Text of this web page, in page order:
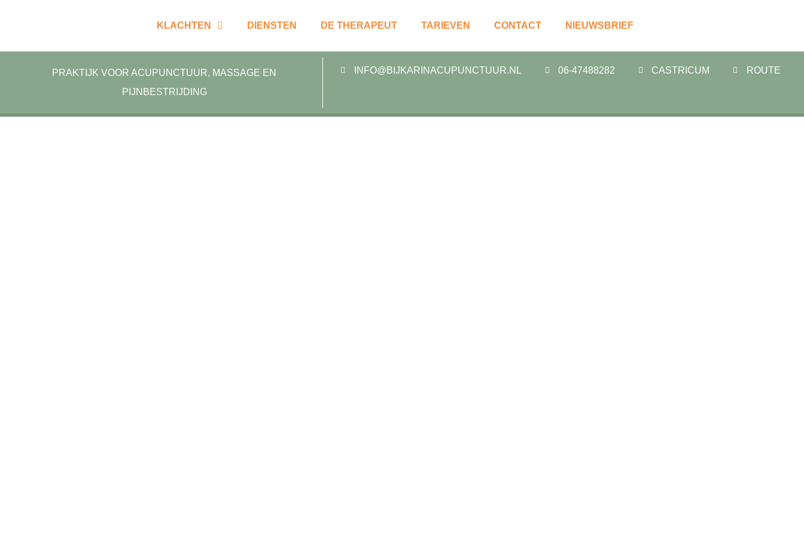
KLACHTEN DIENSTEN DE THERAPEUT TARIEVEN CONTACT NIEUWSBRIEF
PRAKTIJK VOOR ACUPUNCTUUR, MASSAGE EN
PIJNBESTRIJDING
INFO@BIJKARINACUPUNCTUUR.NL 06-47488282 CASTRICUM ROUTE